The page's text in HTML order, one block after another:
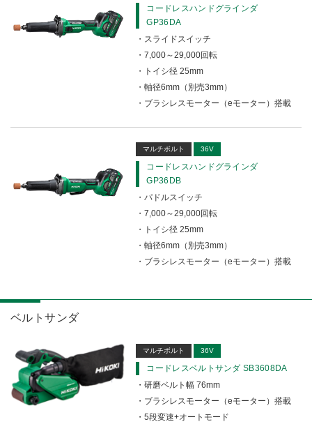
コードレスハンドグラインダ
GP36DA
スライドスイッチ
7,000～29,000回転
トイシ径 25mm
軸径6mm（別売3mm）
ブラシレスモーター（eモーター）搭載
マルチボルト 36V
コードレスハンドグラインダ
GP36DB
パドルスイッチ
7,000～29,000回転
トイシ径 25mm
軸径6mm（別売3mm）
ブラシレスモーター（eモーター）搭載
ベルトサンダ
マルチボルト 36V
コードレスベルトサンダ SB3608DA
研磨ベルト幅 76mm
ブラシレスモーター（eモーター）搭載
5段変速+オートモード